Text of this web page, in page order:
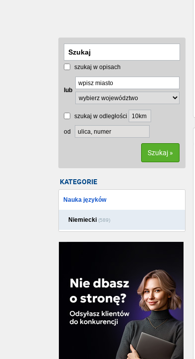
szukaj w opisach
lub
szukaj w odległości
od
Szukaj »
KATEGORIE
Nauka języków
Niemiecki (589)